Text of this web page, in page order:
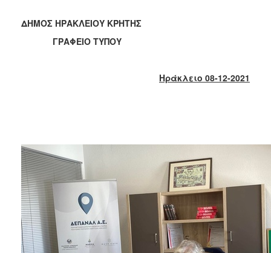
2018
2017
2010
2006
ΤΟΠΟΣ
ΔΗΜΟΣ ΗΡΑΚΛΕΙΟΥ ΚΡΗΤΗΣ
ΓΡΑΦΕΙΟ ΤΥΠΟΥ
Ηράκλειο 08-12-2021